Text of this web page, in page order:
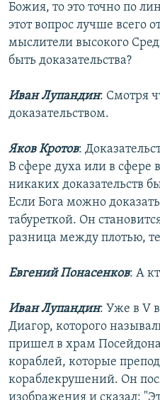
Божия, то это точно по
этот вопрос лучше всего
мыслители высокого
быть доказательства?
Иван Лупандин: Смотря
доказательством.
Яков Кротов:
В сфере духа или в сфере
никаких доказательств
Если Бога можно
табуреткой. Он
разница между плотью,
Евгений Понасенков: А
Иван Лупандин: Уже в V
Диагор, которого
пришел в храм
кораблей, которые
кораблекрушений. Он